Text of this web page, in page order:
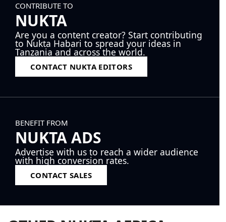
CONTRIBUTE TO
NUKTA
Are you a content creator? Start contributing
to Nukta Habari to spread your ideas in
Tanzania and across the world.
CONTACT NUKTA EDITORS
BENEFIT FROM
NUKTA ADS
Advertise with us to reach a wider audience
with high conversion rates.
CONTACT SALES